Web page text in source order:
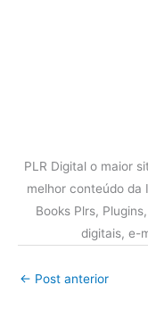
PLR Digital o maior
melhor conteúdo da
Books Plrs,
digitais, e-
← Post anterior